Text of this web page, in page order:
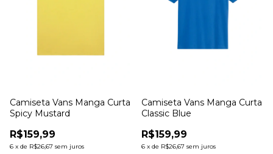
Camiseta Vans Manga Curta
Spicy Mustard
R$159,99
6 x de R$26,67 sem juros
Camiseta Vans Manga Curta
Classic Blue
R$159,99
6 x de R$26,67 sem juros